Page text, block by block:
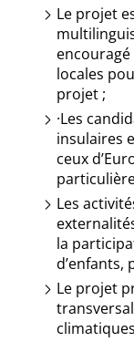
Le projet
locales
projet ;
·Les
insulaires
ceux
Les
la
d’enfants,
Le projet